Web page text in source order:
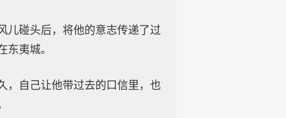
儿碰头后，将他的意志传递了过
夷城。
，自己让他带过去的口信里，也